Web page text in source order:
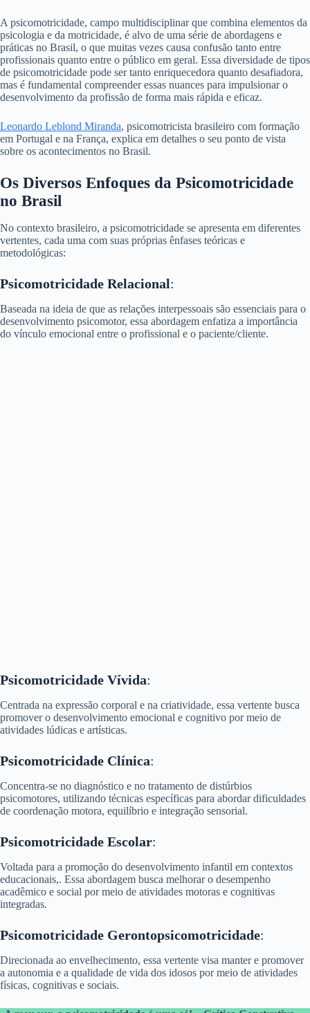
A psicomotricidade, campo multidisciplinar que combina elementos da
psicologia e da motricidade, é alvo de uma série de abordagens e
práticas no Brasil, o que muitas vezes causa confusão tanto entre
profissionais quanto entre o público em geral. Essa diversidade de tipos
de psicomotricidade pode ser tanto enriquecedora quanto desafiadora,
mas é fundamental compreender essas nuances para impulsionar o
desenvolvimento da profissão de forma mais rápida e eficaz.
Leonardo Leblond Miranda, psicomotricista brasileiro com formação
em Portugal e na França, explica em detalhes o seu ponto de vista
sobre os acontecimentos no Brasil.
Os Diversos Enfoques da Psicomotricidade
no Brasil
No contexto brasileiro, a psicomotricidade se apresenta em diferentes
vertentes, cada uma com suas próprias ênfases teóricas e
metodológicas:
Psicomotricidade Relacional:
Baseada na ideia de que as relações interpessoais são essenciais para o
desenvolvimento psicomotor, essa abordagem enfatiza a importância
do vínculo emocional entre o profissional e o paciente/cliente.
Psicomotricidade Vívida:
Centrada na expressão corporal e na criatividade, essa vertente busca
promover o desenvolvimento emocional e cognitivo por meio de
atividades lúdicas e artísticas.
Psicomotricidade Clínica:
Concentra-se no diagnóstico e no tratamento de distúrbios
psicomotores, utilizando técnicas específicas para abordar dificuldades
de coordenação motora, equilíbrio e integração sensorial.
Psicomotricidade Escolar:
Voltada para a promoção do desenvolvimento infantil em contextos
educacionais,. Essa abordagem busca melhorar o desempenho
acadêmico e social por meio de atividades motoras e cognitivas
integradas.
Psicomotricidade Gerontopsicomotricidade:
Direcionada ao envelhecimento, essa vertente visa manter e promover
a autonomia e a qualidade de vida dos idosos por meio de atividades
físicas, cognitivas e sociais.